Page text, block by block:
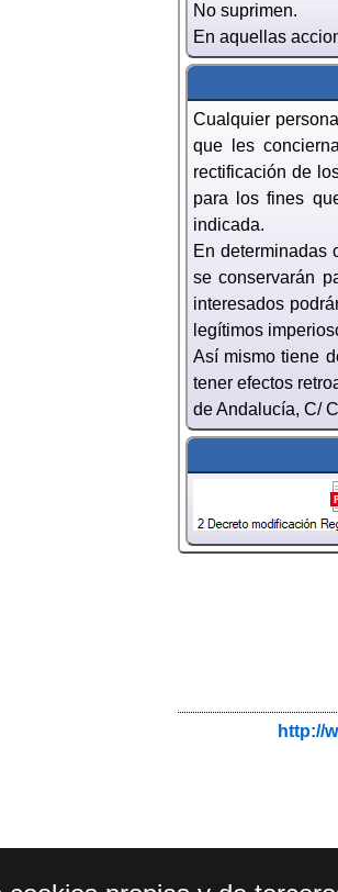
No suprimen.
En aquellas
Cualquier
que les
rectificación de
para los fines
indicada.
En determinadas
se conservarán
interesados
legítimos
Así mismo tiene
tener efectos
de Andalucía, C/
http://